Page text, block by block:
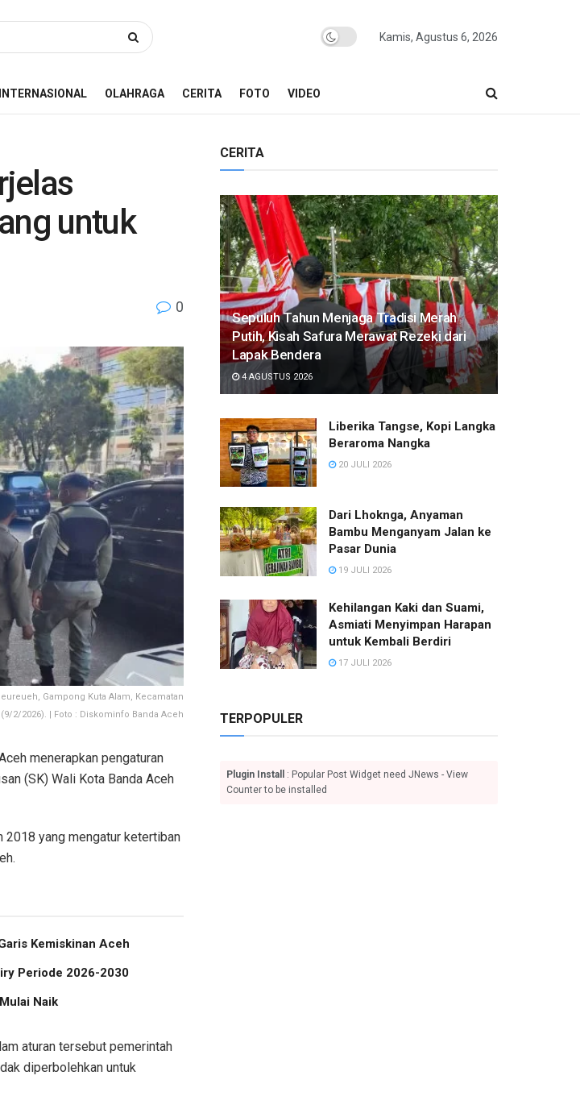
Kamis, Agustus 6, 2026
INTERNASIONAL OLAHRAGA CERITA FOTO VIDEO
untuk
0
Gampong Kuta Alam, Kecamatan
2/2026). | Foto : Diskominfo Banda Aceh
menerapkan pengaturan
(SK) Wali Kota Banda Aceh
2018 yang mengatur ketertiban
Kemiskinan Aceh
Periode 2026-2030
Naik
aturan tersebut pemerintah
diperbolehkan untuk
CERITA
Sepuluh Tahun Menjaga Tradisi Merah
Putih, Kisah Safura Merawat Rezeki dari
Lapak Bendera
4 AGUSTUS 2026
Liberika Tangse, Kopi Langka
Beraroma Nangka
20 JULI 2026
Dari Lhoknga, Anyaman
Bambu Menganyam Jalan ke
Pasar Dunia
19 JULI 2026
Kehilangan Kaki dan Suami,
Asmiati Menyimpan Harapan
untuk Kembali Berdiri
17 JULI 2026
TERPOPULER
Plugin Install
: Popular Post Widget need JNews - View
Counter to be installed